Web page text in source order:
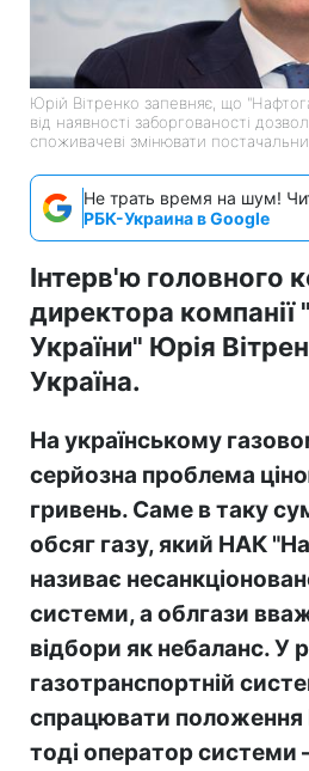
Юрій Вітренко запевняє, що
від наявності заборгованості
споживачеві змінювати
Не трать время на шум!
РБК-Украина в Google
Інтерв'ю головного
директора компанії
України" Юрія
Україна.
На українському
серйозна проблема
гривень. Саме в таку
обсяг газу, який НАК
називає
системи, а облгази
відбори як небаланс. У
газотранспортній
спрацювати положення
тоді оператор системи